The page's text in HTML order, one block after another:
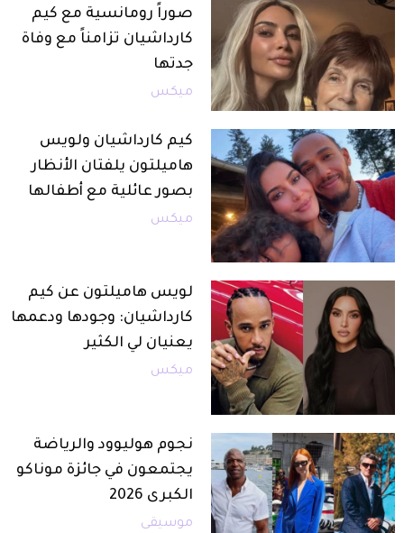
صوراً رومانسية مع كيم
كارداشيان تزامناً مع وفاة
جدتها
ميكس
كيم كارداشيان ولويس
هاميلتون يلفتان الأنظار
بصور عائلية مع أطفالها
ميكس
لويس هاميلتون عن كيم
كارداشيان: وجودها ودعمها
يعنيان لي الكثير
ميكس
نجوم هوليوود والرياضة
يجتمعون في جائزة موناكو
الكبرى 2026
موسيقى